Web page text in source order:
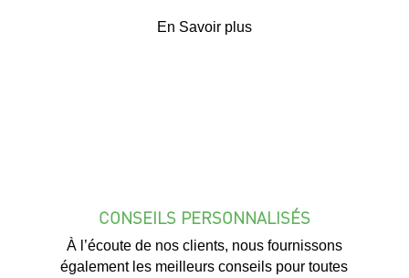
En Savoir plus
CONSEILS PERSONNALISÉS
À l’écoute de nos clients, nous fournissons
également les meilleurs conseils pour toutes